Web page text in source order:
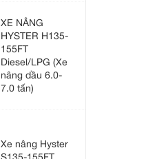
XE NÂNG
HYSTER H135-
155FT
Diesel/LPG (Xe
nâng dầu 6.0-
7.0 tấn)
Xe nâng Hyster
S135-155FT